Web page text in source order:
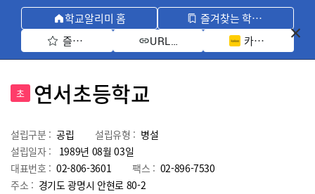
학교알리미 홈
즐겨찾는 학교 모아보기
즐겨찾기 선택
URL 복사 카카오톡 공유
초 연서초등학교
설립구분 : 공립 설립유형 : 병설
설립일자 :
1989년 08월 03일
대표번호 : 02-806-3601 팩스 : 02-896-7530
주소 : 경기도 광명시 안현로 80-2